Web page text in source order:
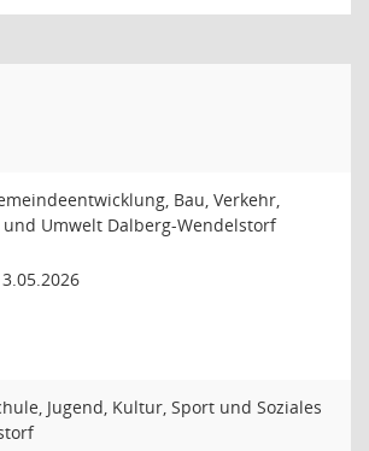
Bau, Verkehr,
Umwelt Dalberg-Wendelstorf
Jugend, Kultur, Sport und Soziales